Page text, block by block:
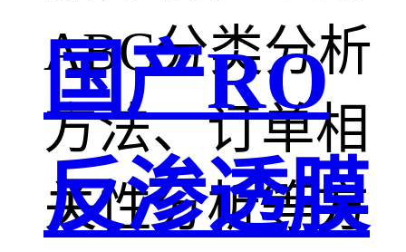
ABC分类分析
方法、订单相
关性分析等方
国产RO
反渗透膜